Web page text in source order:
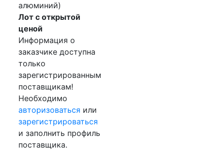
алюминий)
Лот с открытой
ценой
Информация о
заказчике доступна
только
зарегистрированным
поставщикам!
Необходимо
авторизоваться или
зарегистрироваться
и заполнить профиль
поставщика.